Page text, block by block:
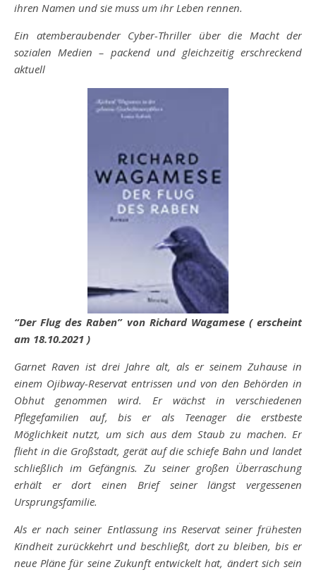
ihren Namen und sie muss um ihr Leben rennen.
Ein atemberaubender Cyber-Thriller über die Macht der
sozialen Medien – packend und gleichzeitig erschreckend
aktuell
“Der Flug des Raben” von Richard Wagamese ( erscheint
am 18.10.2021 )
Garnet Raven ist drei Jahre alt, als er seinem Zuhause in
einem Ojibway-Reservat entrissen und von den Behörden in
Obhut genommen wird. Er wächst in verschiedenen
Pflegefamilien auf, bis er als Teenager die erstbeste
Möglichkeit nutzt, um sich aus dem Staub zu machen. Er
flieht in die Großstadt, gerät auf die schiefe Bahn und landet
schließlich im Gefängnis. Zu seiner großen Überraschung
erhält er dort einen Brief seiner längst vergessenen
Ursprungsfamilie.
Als er nach seiner Entlassung ins Reservat seiner frühesten
Kindheit zurückkehrt und beschließt, dort zu bleiben, bis er
neue Pläne für seine Zukunft entwickelt hat, ändert sich sein